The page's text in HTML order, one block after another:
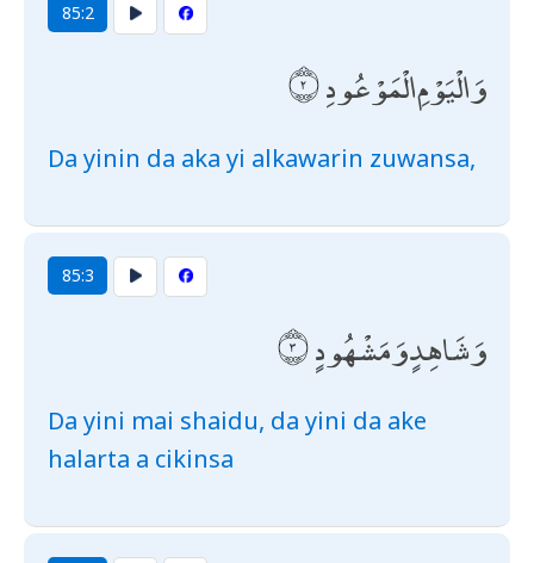
85:2
وَالْيَوْمِ الْمَوْعُودِ
Da yinin da aka yi alkawarin zuwansa,
85:3
وَشَاهِدٍ وَمَشْهُودٍ
Da yini mai shaidu, da yini da ake
halarta a cikinsa